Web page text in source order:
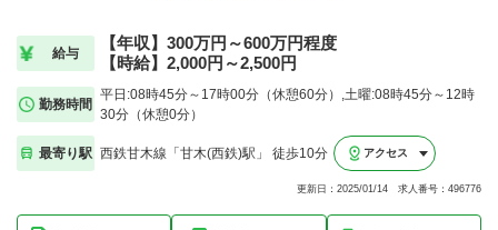
給与
【年収】300万円～600万円程度
【時給】2,000円～2,500円
勤務時間
平日:08時45分～17時00分（休憩60分）,土曜:08時45分～12時
30分（休憩0分）
最寄り駅 西鉄甘木線「甘木(西鉄)駅」 徒歩10分 アクセス
更新日：2025/01/14 求人番号：496776